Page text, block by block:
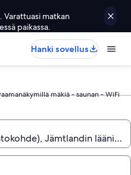
Varattuasi matkan
paikassa.
Hanki sovellus
mäkiä - saunan - WiFi